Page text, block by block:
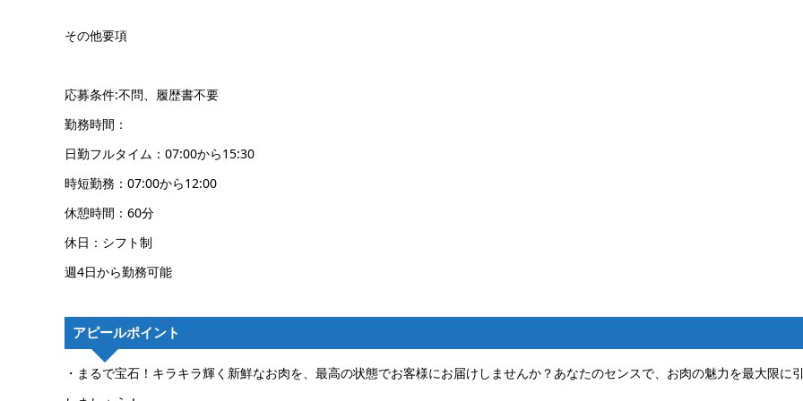
その他要項
応募条件:不問、履歴書不要
勤務時間：
日勤フルタイム：07:00から15:30
時短勤務：07:00から12:00
休憩時間：60分
休日：シフト制
週4日から勤務可能
アピールポイント
・まるで宝石！キラキラ輝く新鮮なお肉を、最高の状態でお客様にお届けしませんか？あなたのセンスで、お肉の魅力を最大限に